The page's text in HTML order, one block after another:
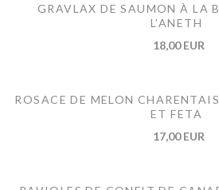
GRAVLAX DE SAUMON À LA
L’ANETH
18,00 EUR
ROSACE DE MELON
ET FETA
17,00 EUR